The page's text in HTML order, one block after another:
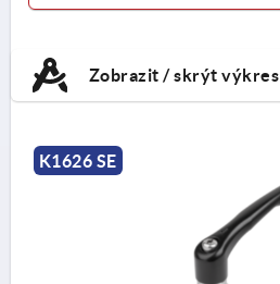
Zobrazit / skrýt výkres
K1626 SE